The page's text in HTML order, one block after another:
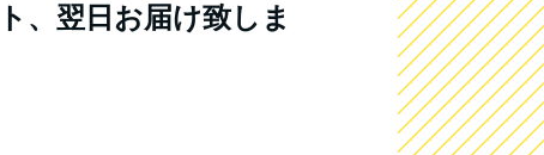
、翌日お届け致しま